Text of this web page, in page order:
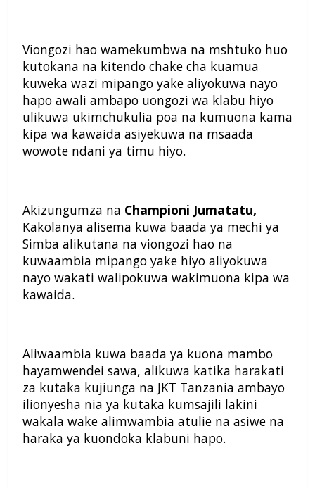
Viongozi hao wamekumbwa na mshtuko huo
kutokana na kitendo chake cha kuamua
kuweka wazi mipango yake aliyokuwa nayo
hapo awali ambapo uongozi wa klabu hiyo
ulikuwa ukimchukulia poa na kumuona kama
kipa wa kawaida asiyekuwa na msaada
wowote ndani ya timu hiyo.
Akizungumza na Championi Jumatatu,
Kakolanya alisema kuwa baada ya mechi ya
Simba alikutana na viongozi hao na
kuwaambia mipango yake hiyo aliyokuwa
nayo wakati walipokuwa wakimuona kipa wa
kawaida.
Aliwaambia kuwa baada ya kuona mambo
hayamwendei sawa, alikuwa katika harakati
za kutaka kujiunga na JKT Tanzania ambayo
ilionyesha nia ya kutaka kumsajili lakini
wakala wake alimwambia atulie na asiwe na
haraka ya kuondoka klabuni hapo.